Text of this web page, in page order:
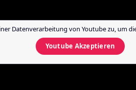
Datenverarbeitung von Youtubezu, um
Youtube Akzeptieren